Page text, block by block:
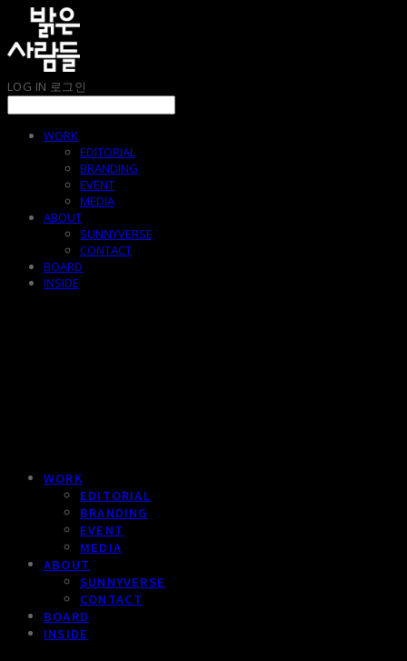
LOG IN 로그인
WORK
EDITORIAL
BRANDING
EVENT
MEDIA
ABOUT
SUNNYVERSE
CONTACT
BOARD
INSIDE
WORK
EDITORIAL
BRANDING
EVENT
MEDIA
ABOUT
SUNNYVERSE
CONTACT
BOARD
INSIDE